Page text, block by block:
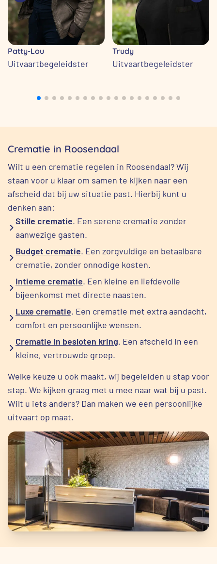
Patty-Lou
Uitvaartbegeleidster
Trudy
Uitvaartbegeleidster
Crematie in Roosendaal
Wilt u een crematie regelen in Roosendaal? Wij
staan voor u klaar om samen te kijken naar een
afscheid dat bij uw situatie past. Hierbij kunt u
denken aan:
Stille crematie. Een serene crematie zonder
aanwezige gasten.
Budget crematie. Een zorgvuldige en betaalbare
crematie, zonder onnodige kosten.
Intieme crematie. Een kleine en liefdevolle
bijeenkomst met directe naasten.
Luxe crematie. Een crematie met extra aandacht,
comfort en persoonlijke wensen.
Crematie in besloten kring. Een afscheid in een
kleine, vertrouwde groep.
Welke keuze u ook maakt, wij begeleiden u stap voor
stap. We kijken graag met u mee naar wat bij u past.
Wilt u iets anders? Dan maken we een persoonlijke
uitvaart op maat.